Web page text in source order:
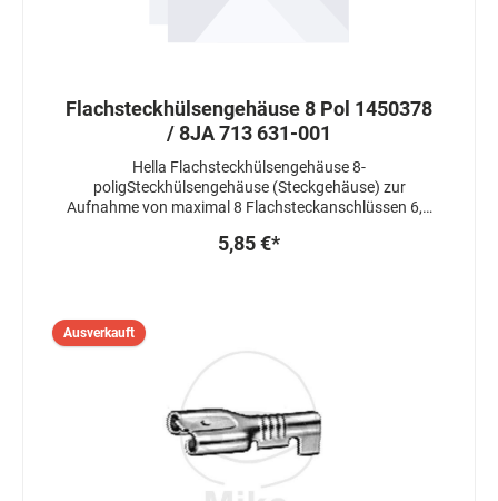
Flachsteckhülsengehäuse 8 Pol 1450378
/ 8JA 713 631-001
Hella Flachsteckhülsengehäuse 8-
poligSteckhülsengehäuse (Steckgehäuse) zur
Aufnahme von maximal 8 Flachsteckanschlüssen 6,3
5,85 €*
Ausverkauft